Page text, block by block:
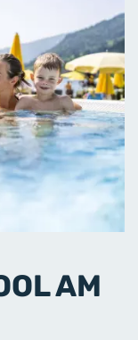
AM S